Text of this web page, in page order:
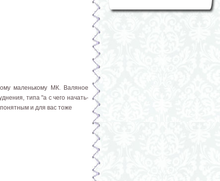
маленькому МК. Валяное
типа "а с чего начать-
и для вас тоже